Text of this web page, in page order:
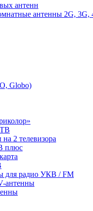
антенн
антенны 2G, 3G,
Globo)
2 телевизора
плюс
для радио УКВ / FM
антенны